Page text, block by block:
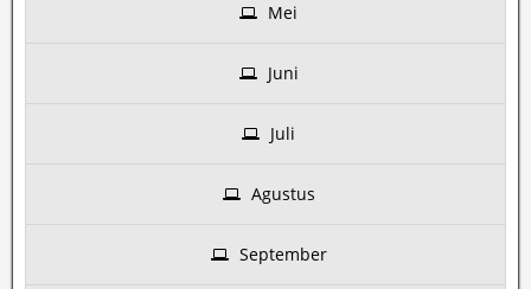
Mei
Juni
Juli
Agustus
September